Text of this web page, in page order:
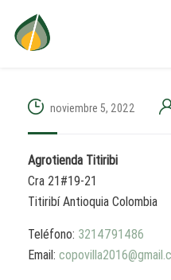
noviembre 5, 2022
Agrotienda Titiribi
Cra 21#19-21
TitiribíAntioquia Colombia
Teléfono: 3214791486
Email: